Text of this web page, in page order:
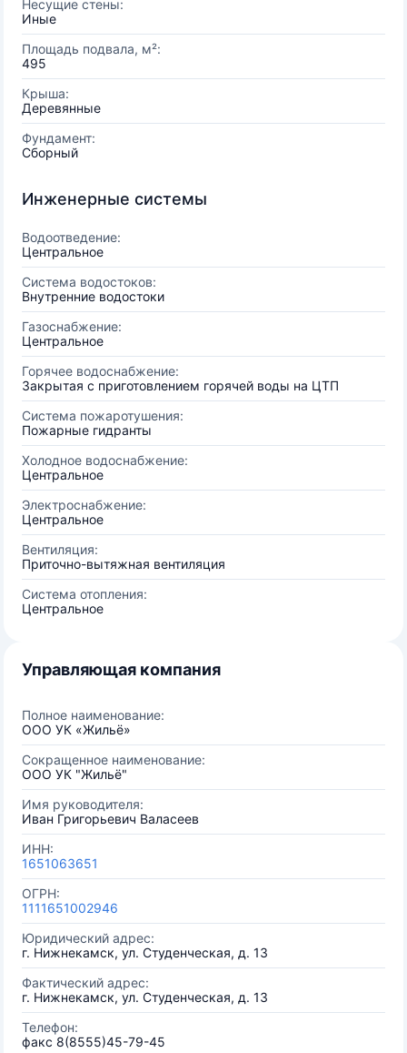
Несущие стены:
Иные
Площадь подвала, м²:
495
Крыша:
Деревянные
Фундамент:
Сборный
Инженерные системы
Водоотведение:
Центральное
Система водостоков:
Внутренние водостоки
Газоснабжение:
Центральное
Горячее водоснабжение:
Закрытая с приготовлением горячей воды на ЦТП
Система пожаротушения:
Пожарные гидранты
Холодное водоснабжение:
Центральное
Электроснабжение:
Центральное
Вентиляция:
Приточно-вытяжная вентиляция
Система отопления:
Центральное
Управляющая компания
Полное наименование:
ООО УК «Жильё»
Сокращенное наименование:
ООО УК "Жильё"
Имя руководителя:
Иван Григорьевич Валасеев
ИНН:
1651063651
ОГРН:
1111651002946
Юридический адрес:
г. Нижнекамск, ул. Студенческая, д. 13
Фактический адрес:
г. Нижнекамск, ул. Студенческая, д. 13
Телефон:
факс 8(8555)45-79-45